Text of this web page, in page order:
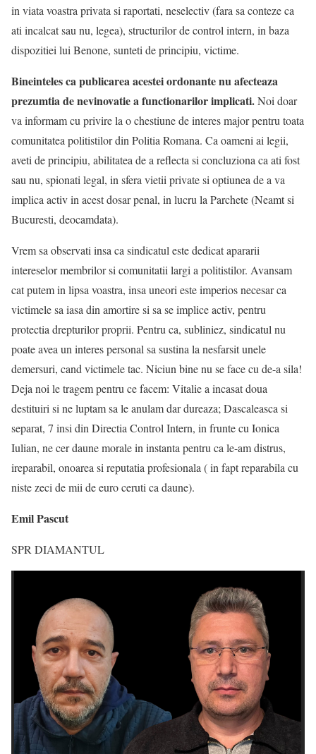
in viata voastra privata si raportati, neselectiv (fara sa conteze ca
ati incalcat sau nu, legea), structurilor de control intern, in baza
dispozitiei lui Benone, sunteti de principiu, victime.
Bineinteles ca publicarea acestei ordonante nu afecteaza
prezumtia de nevinovatie a functionarilor implicati.Noi doar
va informam cu privire la o chestiune de interes major pentru toata
comunitatea politistilor din Politia Romana. Ca oameni ai legii,
aveti de principiu, abilitatea de a reflecta si concluziona ca ati fost
sau nu, spionati legal, in sfera vietii private si optiunea de a va
implica activ in acest dosar penal, in lucru la Parchete (Neamt si
Bucuresti, deocamdata).
Vrem sa observati insa ca sindicatul este dedicat apararii
intereselor membrilor si comunitatii largi a politistilor. Avansam
cat putem in lipsa voastra, insa uneori este imperios necesar ca
victimele sa iasa din amortire si sa se implice activ, pentru
protectia drepturilor proprii. Pentru ca, subliniez, sindicatul nu
poate avea un interes personal sa sustina la nesfarsit unele
demersuri, cand victimele tac. Niciun bine nu se face cu de-a sila!
Deja noi le tragem pentru ce facem: Vitalie a incasat doua
destituiri si ne luptam sa le anulam dar dureaza; Dascaleasca si
separat, 7 insi din Directia Control Intern, in frunte cu Ionica
Iulian, ne cer daune morale in instanta pentru ca le-am distrus,
ireparabil, onoarea si reputatia profesionala ( in fapt reparabila cu
niste zeci de mii de euro ceruti ca daune).
Emil Pascut
SPR DIAMANTUL